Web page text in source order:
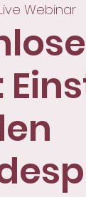
Webinar